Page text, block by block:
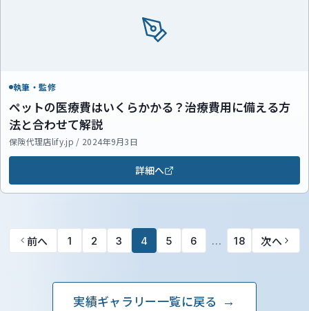
執筆・監修
ペットの医療費はいくらかかる？治療費用に備える方
法と合わせて解説
保険代理店lify.jp / 2024年9月3日
詳細へ
前へ 1 2 3 4 5 6 … 18 次へ
実績ギャラリー一覧に戻る